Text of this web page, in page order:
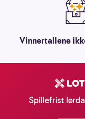
Vinnertallene
Spillefrist